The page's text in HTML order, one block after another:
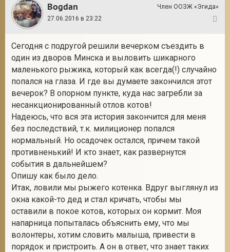
Bogdan
Член ООЗЖ «Эгида»
27.06.2016 в 23:22
Сегодня с подругой решили вечерком съездить в
один из дворов Минска и выловить шикарного
маленького рыжика, который как всегда(!) случайно
попался на глаза. И где вы думаете закончился этот
вечерок? В опорном пункте, куда нас загребли за
несанкционированный отлов котов!
Надеюсь, что вся эта история закончится для меня
без последствий, т.к. милиционер попался
нормальный. Но осадочек остался, причем такой
противненький! И кто знает, как развернутся
события в дальнейшем?
Опишу как было дело.
Итак, ловили мы рыжего котенка. Вдруг выглянул из
окна какой-то дед и стал кричать, чтобы мы
оставили в покое котов, которых он кормит. Моя
напарница попыталась объяснить ему, что мы
волонтеры, хотим словить малыша, привести в
порядок и пристроить. А он в ответ, что знает таких